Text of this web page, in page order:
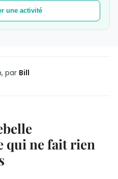
une activité
par Bill
qui ne fait rien